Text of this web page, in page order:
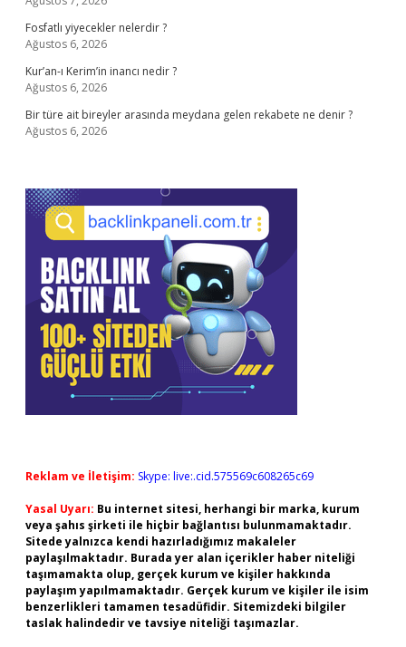
Fosfatlı yiyecekler nelerdir ?
Ağustos 6, 2026
Kur’an-ı Kerim’in inancı nedir ?
Ağustos 6, 2026
Bir türe ait bireyler arasında meydana gelen rekabete ne denir ?
Ağustos 6, 2026
Reklam ve İletişim: Skype: live:.cid.575569c608265c69
Yasal Uyarı: Bu internet sitesi, herhangi bir marka, kurum
veya şahıs şirketi ile hiçbir bağlantısı bulunmamaktadır.
Sitede yalnızca kendi hazırladığımız makaleler
paylaşılmaktadır. Burada yer alan içerikler haber niteliği
taşımamakta olup, gerçek kurum ve kişiler hakkında
paylaşım yapılmamaktadır. Gerçek kurum ve kişiler ile isim
benzerlikleri tamamen tesadüfidir. Sitemizdeki bilgiler
taslak halindedir ve tavsiye niteliği taşımazlar.